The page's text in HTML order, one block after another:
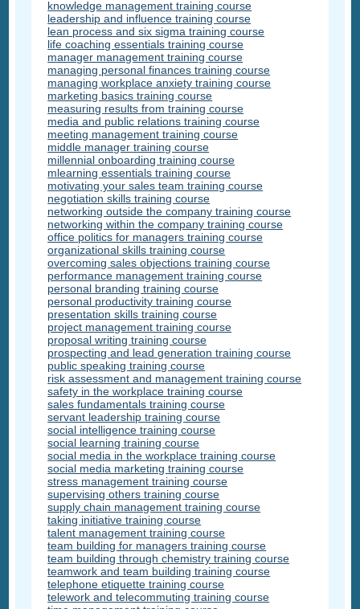
knowledge management training course
leadership and influence training course
lean process and six sigma training course
life coaching essentials training course
manager management training course
managing personal finances training course
managing workplace anxiety training course
marketing basics training course
measuring results from training course
media and public relations training course
meeting management training course
middle manager training course
millennial onboarding training course
mlearning essentials training course
motivating your sales team training course
negotiation skills training course
networking outside the company training course
networking within the company training course
office politics for managers training course
organizational skills training course
overcoming sales objections training course
performance management training course
personal branding training course
personal productivity training course
presentation skills training course
project management training course
proposal writing training course
prospecting and lead generation training course
public speaking training course
risk assessment and management training course
safety in the workplace training course
sales fundamentals training course
servant leadership training course
social intelligence training course
social learning training course
social media in the workplace training course
social media marketing training course
stress management training course
supervising others training course
supply chain management training course
taking initiative training course
talent management training course
team building for managers training course
team building through chemistry training course
teamwork and team building training course
telephone etiquette training course
telework and telecommuting training course